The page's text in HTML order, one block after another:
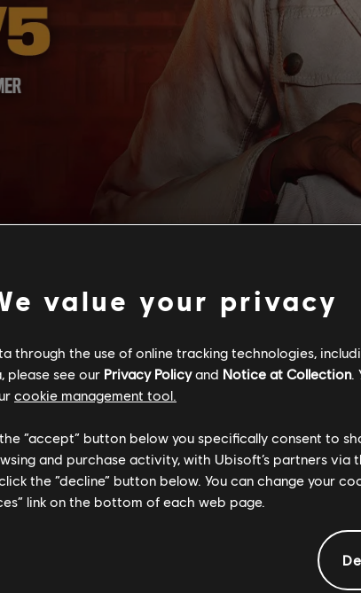
value your privacy
through the use of online tracking technologies,
please see our Privacy Policyand Notice at Collection.
cookie management tool.
“accept” button below you specifically consent to
and purchase activity, with Ubisoft’s partners via
the “decline” button below. You can change your
link on the bottom of each web page.